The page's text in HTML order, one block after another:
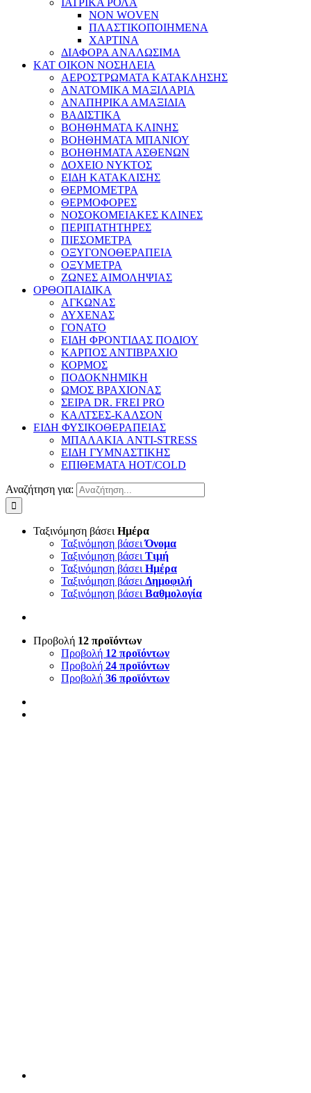
ΙΑΤΡΙΚΑ ΡΟΛΑ
NON WOVEN
ΠΛΑΣΤΙΚΟΠΟΙΗΜΕΝΑ
ΧΑΡΤΙΝΑ
ΔΙΑΦΟΡΑ ΑΝΑΛΩΣΙΜΑ
ΚΑΤ ΟΙΚΟΝ ΝΟΣΗΛΕΙΑ
ΑΕΡΟΣΤΡΩΜΑΤΑ ΚΑΤΑΚΛΗΣΗΣ
ΑΝΑΤΟΜΙΚΑ ΜΑΞΙΛΑΡΙΑ
ΑΝΑΠΗΡΙΚΑ ΑΜΑΞΙΔΙΑ
ΒΑΔΙΣΤΙΚΑ
ΒΟΗΘΗΜΑΤΑ ΚΛΙΝΗΣ
ΒΟΗΘΗΜΑΤΑ ΜΠΑΝΙΟΥ
ΒΟΗΘΗΜΑΤΑ ΑΣΘΕΝΩΝ
ΔΟΧΕΙΟ ΝΥΚΤΟΣ
ΕΙΔΗ ΚΑΤΑΚΛΙΣΗΣ
ΘΕΡΜΟΜΕΤΡΑ
ΘΕΡΜΟΦΟΡΕΣ
ΝΟΣΟΚΟΜΕΙΑΚΕΣ ΚΛΙΝΕΣ
ΠΕΡΙΠΑΤΗΤΗΡΕΣ
ΠΙΕΣΟΜΕΤΡΑ
ΟΞΥΓΟΝΟΘΕΡΑΠΕΙΑ
ΟΞΥΜΕΤΡΑ
ΖΩΝΕΣ ΑΙΜΟΛΗΨΙΑΣ
ΟΡΘΟΠΑΙΔΙΚΑ
ΑΓΚΩΝΑΣ
ΑΥΧΕΝΑΣ
ΓΟΝΑΤΟ
ΕΙΔΗ ΦΡΟΝΤΙΔΑΣ ΠΟΔΙΟΥ
ΚΑΡΠΟΣ ΑΝΤΙΒΡΑΧΙΟ
ΚΟΡΜΟΣ
ΠΟΔΟΚΝΗΜΙΚΗ
ΩΜΟΣ ΒΡΑΧΙΟΝΑΣ
ΣΕΙΡΑ DR. FREI PRO
ΚΑΛΤΣΕΣ-ΚΑΛΣΟΝ
ΕΙΔΗ ΦΥΣΙΚΟΘΕΡΑΠΕΙΑΣ
ΜΠΑΛΑΚΙΑ ANTI-STRESS
ΕΙΔΗ ΓΥΜΝΑΣΤΙΚΗΣ
ΕΠΙΘΕΜΑΤΑ HOT/COLD
Αναζήτηση για:
Ταξινόμηση βάσει Ημέρα
Ταξινόμηση βάσειΌνομα
Ταξινόμηση βάσει Τιμή
Ταξινόμηση βάσει Ημέρα
Ταξινόμηση βάσει Δημοφιλή
Ταξινόμηση βάσει Βαθμολογία
Προβολή 12 προϊόντων
Προβολή 12 προϊόντων
Προβολή 24 προϊόντων
Προβολή 36 προϊόντων